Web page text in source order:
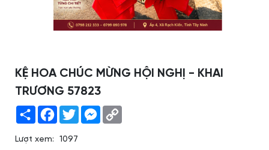
KỆ HOA CHÚC MỪNG HỘI NGHỊ - KHAI
TRƯƠNG 57823
Share Facebook
TwitterMessenger
Lượt xem:
1097